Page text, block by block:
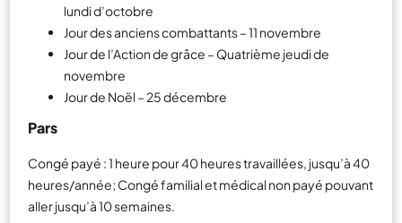
lundi d’octobre
Jour des anciens combattants – 11 novembre
Jour de l’Action de grâce – Quatrième jeudi de
novembre
Jour de Noël – 25 décembre
Pars
Congé payé : 1 heure pour 40 heures travaillées, jusqu’à 40
heures/année; Congé familial et médical non payé pouvant
aller jusqu’à 10 semaines.